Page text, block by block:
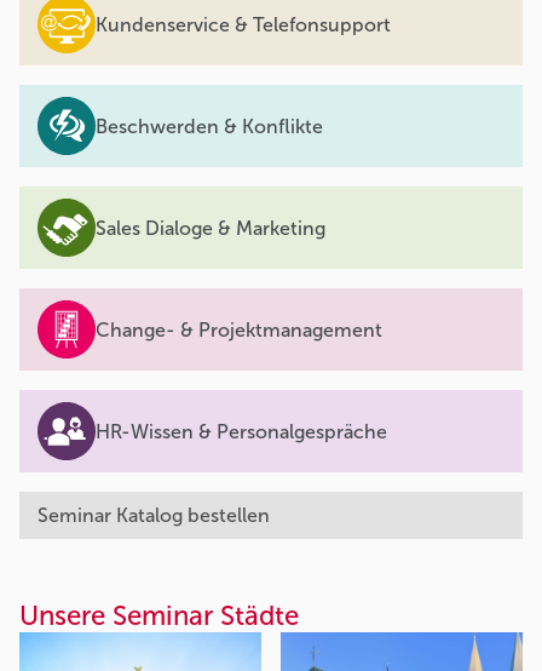
Kundenservice & Telefonsupport
Beschwerden & Konflikte
Sales Dialoge & Marketing
Change- & Projektmanagement
HR-Wissen & Personalgespräche
Seminar Katalog bestellen
Unsere Seminar Städte